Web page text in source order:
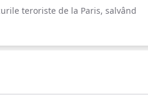
teroriste de la Paris, salvând